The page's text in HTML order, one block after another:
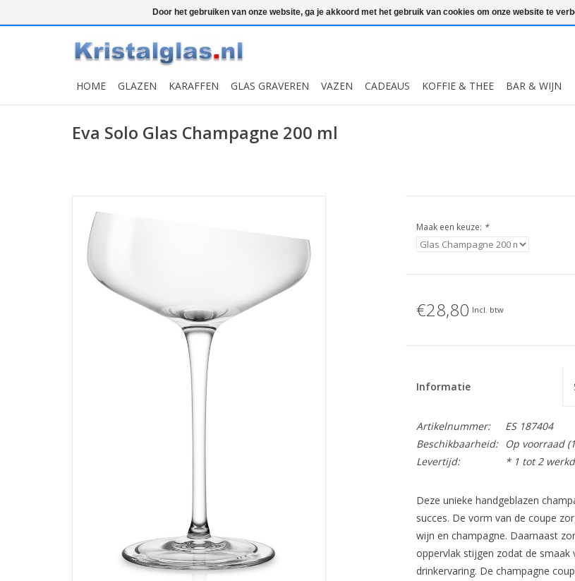
Snelle levering Graveren
HOME GLAZEN KARAFFEN GLAS GRAVEREN VAZEN CADEAUS KOFFIE & THEE BAR & WIJN
Eva Solo Glas Champagne 200 ml
Maak een keuze: *
€28,80 Incl. btw
Informatie
Artikelnummer:
ES 187404
Beschikbaarheid:
Op voorraad
Levertijd:
* 1 tot 2
Deze unieke handgeblazen
succes. De vorm van de coupe
wijn en champagne. Daarnaast
oppervlak stijgen zodat de
drinkervaring. De champagne
Door het gebruiken van onze website, ga je akkoord met het gebruik van cookies om onze website te